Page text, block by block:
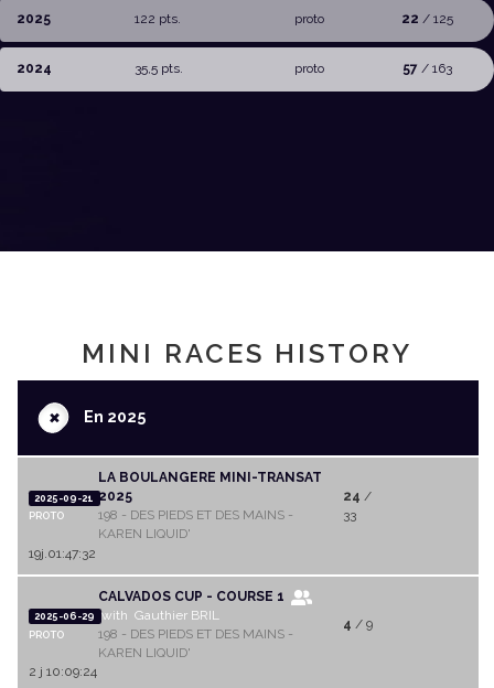
2025 122 pts. proto 22 / 125
2024 35,5 pts. proto 57 / 163
MINI RACES HISTORY
+En 2025
2025-09-21
PROTO
LA BOULANGERE MINI-TRANSAT
2025
198 - DES PIEDS ET DES MAINS -
KAREN LIQUID'
24 /
33
19j.01:47:32
2025-06-29
PROTO
CALVADOS CUP - COURSE 1
with Gauthier BRIL
198 - DES PIEDS ET DES MAINS -
KAREN LIQUID'
4 / 9
2 j 10:09:24